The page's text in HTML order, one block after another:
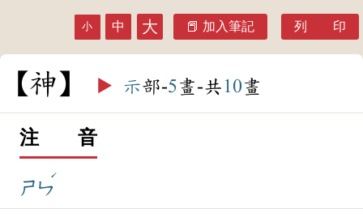
小 中 大 加入筆記 列 印
神 ▶️ 示部-5畫-共 10畫
注 音
ㄕㄣ
ˊ